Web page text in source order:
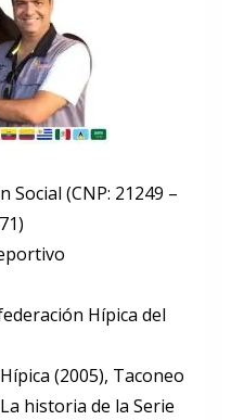
Social (CNP: 21249 –
Hípica del
(2005), Taconeo
historia de la Serie